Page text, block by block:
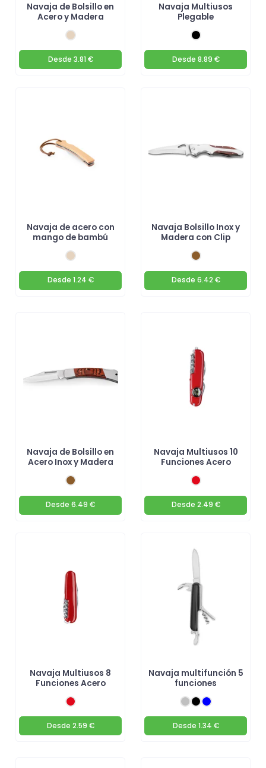
Navaja de Bolsillo en
Acero y Madera
Desde 3.81 €
Navaja Multiusos
Plegable
Desde 8.89 €
Navaja de acero con
mango de bambú
Desde 1.24 €
Navaja Bolsillo Inox y
Madera con Clip
Desde 6.42 €
Navaja de Bolsillo en
Acero Inox y Madera
Desde 6.49 €
Navaja Multiusos 10
Funciones Acero
Desde 2.49 €
Navaja Multiusos 8
Funciones Acero
Desde 2.59 €
Navaja multifunción 5
funciones
Desde 1.34 €